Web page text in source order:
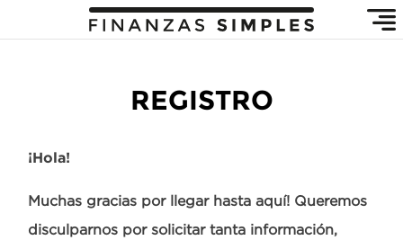
REGISTRO
¡Hola!
Muchas gracias por llegar hasta aquí! Queremos
disculparnos por solicitar tanta información,